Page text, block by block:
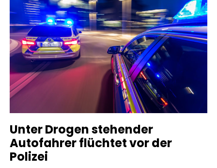
Unter Drogen stehender
Autofahrer flüchtet vor der
Polizei